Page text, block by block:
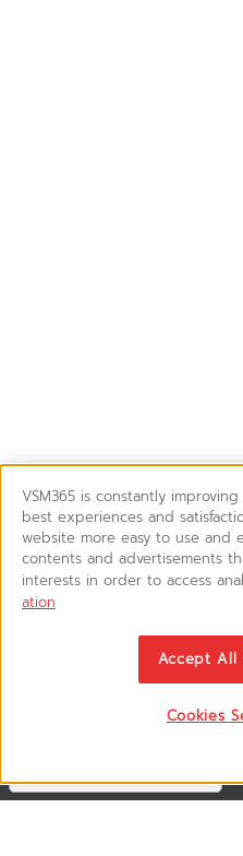
สมัครรับข่าวสาร
ติดตามอัพเดทข่าวสาร, โปรโมชั่น,
VSM365 is constantly
best experiences and
website more easy to use and
contents and advertisements
interests in order to access
ation
Accept All
Cookies